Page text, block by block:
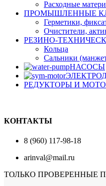
Расходные
ПРОМЫШЛЕННЫЕ
Герметики,
Очистители,
РЕЗИНО-
Кольца
Сальники
НАСОСЫ
РЕДУКТОРЫ И
КОНТАКТЫ
8 (960) 117-98-18
arinval@mail.ru
ТОЛЬКО ПРОВЕРЕННЫЕ